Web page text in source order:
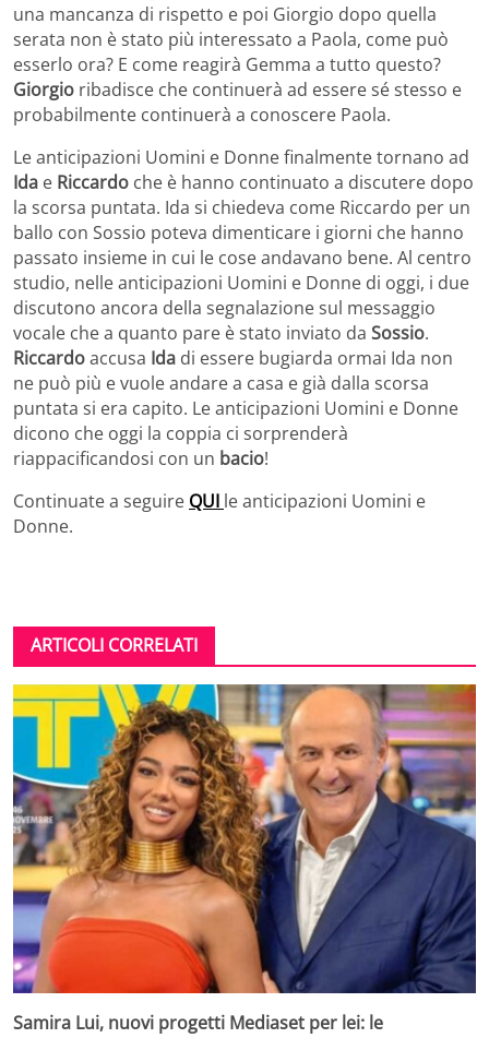
una mancanza di rispetto e poi Giorgio dopo quella
serata non è stato più interessato a Paola, come può
esserlo ora? E come reagirà Gemma a tutto questo?
Giorgio ribadisce che continuerà ad essere sé stesso e
probabilmente continuerà a conoscere Paola.
Le anticipazioni Uomini e Donne finalmente tornano ad
Ida e Riccardo che è hanno continuato a discutere dopo
la scorsa puntata. Ida si chiedeva come Riccardo per un
ballo con Sossio poteva dimenticare i giorni che hanno
passato insieme in cui le cose andavano bene. Al centro
studio, nelle anticipazioni Uomini e Donne di oggi, i due
discutono ancora della segnalazione sul messaggio
vocale che a quanto pare è stato inviato da Sossio.
Riccardoaccusa Ida di essere bugiarda ormai Ida non
ne può più e vuole andare a casa e già dalla scorsa
puntata si era capito. Le anticipazioni Uomini e Donne
dicono che oggi la coppia ci sorprenderà
riappacificandosi con un bacio!
Continuate a seguire QUI le anticipazioni Uomini e
Donne.
ARTICOLI CORRELATI
Samira Lui, nuovi progetti Mediaset per lei: le